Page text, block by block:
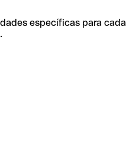
específicas para cada